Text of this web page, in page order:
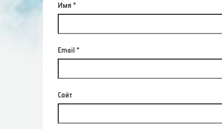
Имя *
Email *
Сайт